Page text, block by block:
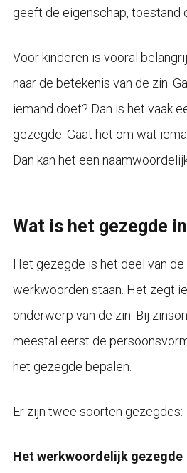
geeft de eigenschap, toestand
Voor kinderen is vooral
naar de betekenis van de zin.
iemand doet? Dan is het vaak
gezegde. Gaat het om wat
Dan kan het een
Wat is het gezegde
Het gezegde is het deel van de
werkwoorden staan. Het zegt
onderwerp van de zin. Bij
meestal eerst de
het gezegde bepalen.
Er zijn twee soorten gezegdes:
Het werkwoordelijk gezegde